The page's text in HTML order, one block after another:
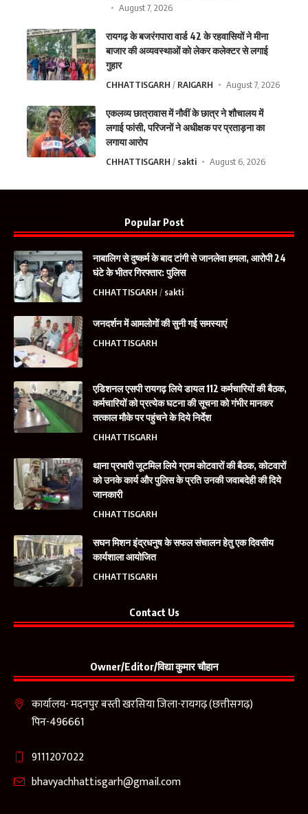
August 7, 2026
रायगढ़ के बजरंगपारा वार्ड 42 के रहवासियों ने मीना
बाजार की अव्यवस्थाओं को लेकर कलेक्टर से लगाई
गुहार
CHHATTISGARH RAIGARH August 7, 2026
एकलव्य छात्रावास में नौवीं के छात्र ने शौचालय में
लगाई फांसी, परिजनों ने अधीक्षक पर प्रताड़ना का
लगाया आरोप
CHHATTISGARH sakti August 6, 2026
Popular Post
नाबालिग से दुष्कर्म के बाद टांगी से जानलेवा हमला, आरोपी 24
घंटे के भीतर गिरफ्तार: पुलिस
CHHATTISGARH sakti
जनदर्शन में आमलोगों की सुनी गई समस्याएं
CHHATTISGARH
एडिशनल एसपी रायगढ़ लिये डायल 112 कर्मचारियों की बैठक,
कर्मचारियों को प्रत्येक घटना की सूचना को गंभीर मानकर
तत्काल मौके पर पहुंचने के दिये निर्देश
CHHATTISGARH
थाना प्रभारी जूटमिल लिये ग्राम कोटवारों की बैठक, कोटवारों
को उनके कार्य और पुलिस के प्रति उनकी जवाबदेही की दिये
जानकारी
CHHATTISGARH
सघन मिशन इंद्रधनुष के सफल संचालन हेतु एक दिवसीय
कार्यशाला आयोजित
CHHATTISGARH
Contact Us
Owner/Editor/विद्या कुमार चौहान
कार्यालय- मदनपुर बस्ती खरसिया जिला-रायगढ़ (छत्तीसगढ़)
पिन-496661
9111207022
bhavyachhattisgarh@gmail.com